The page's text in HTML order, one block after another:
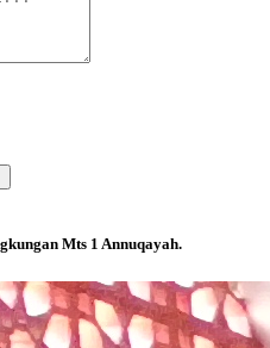
Mts 1 Annuqayah.